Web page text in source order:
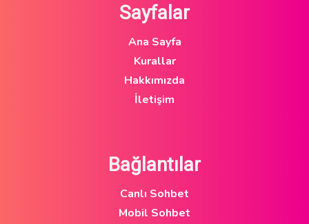
Sayfalar
Ana Sayfa
Kurallar
Hakkımızda
İletişim
Bağlantılar
Canlı Sohbet
Mobil Sohbet